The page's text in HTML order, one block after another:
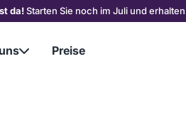
da!Starten Sie noch im Juli und
 Preise